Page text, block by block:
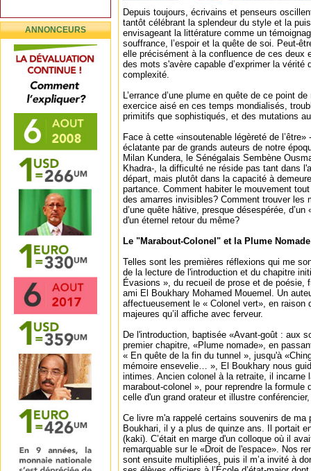
ANNONCEURS
Depuis toujours, écrivains et penseurs
tantôt célébrant la splendeur du style et la
envisageant la littérature comme un
souffrance, l’espoir et la quête de soi. Peut-
elle précisément à la confluence de ces deux
des mots s'avère capable d’exprimer la vérité
complexité.
L’errance d’une plume en quête de ce point
exercice aisé en ces temps mondialisés,
primitifs que sophistiqués, et des mutations
Face à cette «insoutenable légèreté de l’être»
éclatante par de grands auteurs de notre
Milan Kundera, le Sénégalais Sembène
Khadra-, la difficulté ne réside pas tant dans
départ, mais plutôt dans la capacité à
partance. Comment habiter le mouvement
des amarres invisibles? Comment trouver les
d’une quête hâtive, presque désespérée,
d'un éternel retour du même?
Le "Marabout-Colonel" et la Plume Nomade
Telles sont les premières réflexions qui me
de la lecture de l'introduction et du chapitre
Évasions », du recueil de prose et de poésie,
ami El Boukhary Mohamed Mouemel. Un
affectueusement le « Colonel vert», en raison
majeures qu’il affiche avec ferveur.
De l'introduction, baptisée «Avant-goût : aux
premier chapitre, «Plume nomade», en
« En quête de la fin du tunnel », jusqu'à
mémoire ensevelie… », El Boukhary nous
intimes. Ancien colonel à la retraite, il incarne
marabout-colonel », pour reprendre la formule
celle d'un grand orateur et illustre
Ce livre m'a rappelé certains souvenirs de ma
Boukhari, il y a plus de quinze ans. Il portait
(kaki). C’était en marge d'un colloque où il
remarquable sur le «Droit de l'espace». Nos
sont ensuite multipliées, puis il m’a invité à